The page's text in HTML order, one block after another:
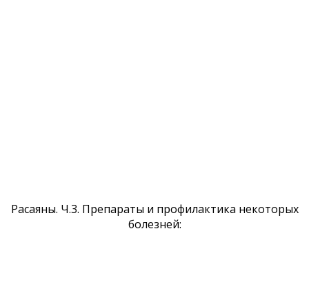
Расаяны. Ч.3. Препараты и профилактика некоторых
болезней: